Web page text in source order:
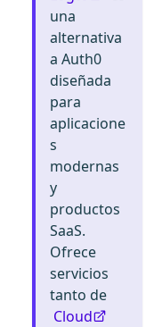
una
alternativa
a Auth0
diseñada
para
aplicacione
s
modernas
y
productos
SaaS.
Ofrece
servicios
tanto de
Cloud